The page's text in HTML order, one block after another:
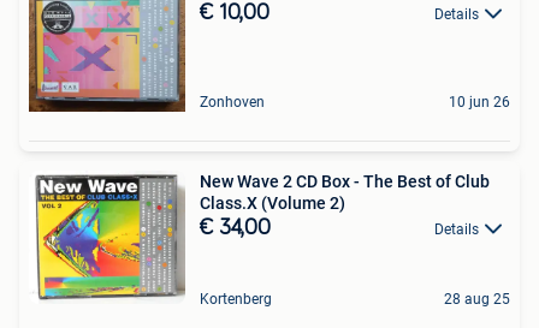
€ 10,00 Details
Zonhoven 10 jun 26
New Wave 2 CD Box - The Best of Club
Class.X (Volume 2)
€ 34,00 Details
Kortenberg 28 aug 25